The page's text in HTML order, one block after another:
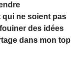
qui ne soient pas
des idées
dans mon top